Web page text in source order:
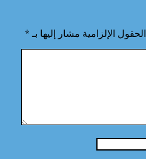
الحقول الإلزامية مشار إليها بـ *